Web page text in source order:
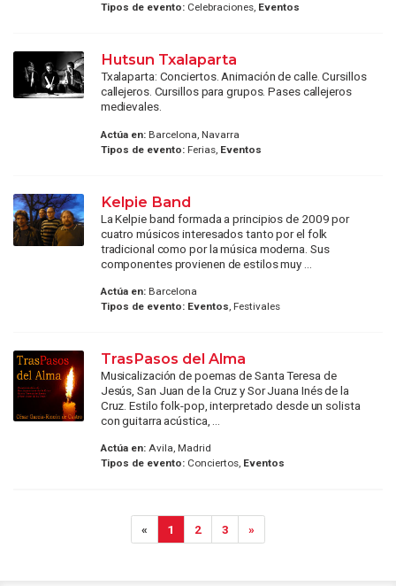
Tipos de evento:Celebraciones, Eventos
Hutsun Txalaparta
Txalaparta: Conciertos. Animación de calle. Cursillos
callejeros. Cursillos para grupos. Pases callejeros
medievales.
Actúa en:Barcelona, Navarra
Tipos de evento:Ferias, Eventos
Kelpie Band
La Kelpie band formada a principios de 2009 por
cuatro músicos interesados tanto por el folk
tradicional como por la música moderna. Sus
componentes provienen de estilos muy ...
Actúa en:Barcelona
Tipos de evento: Eventos, Festivales
TrasPasos del Alma
Musicalización de poemas de Santa Teresa de
Jesús, San Juan de la Cruz y Sor Juana Inés de la
Cruz. Estilo folk-pop, interpretado desde un solista
con guitarra acústica, ...
Actúa en:Avila, Madrid
Tipos de evento:Conciertos, Eventos
« 1 2 3 »